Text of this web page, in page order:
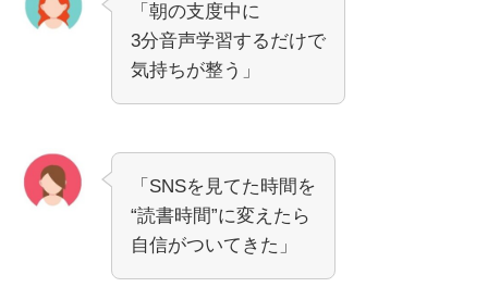
「朝の支度中に
3分音声学習するだけで
気持ちが整う」
「SNSを見てた時間を
“読書時間”に変えたら
自信がついてきた」